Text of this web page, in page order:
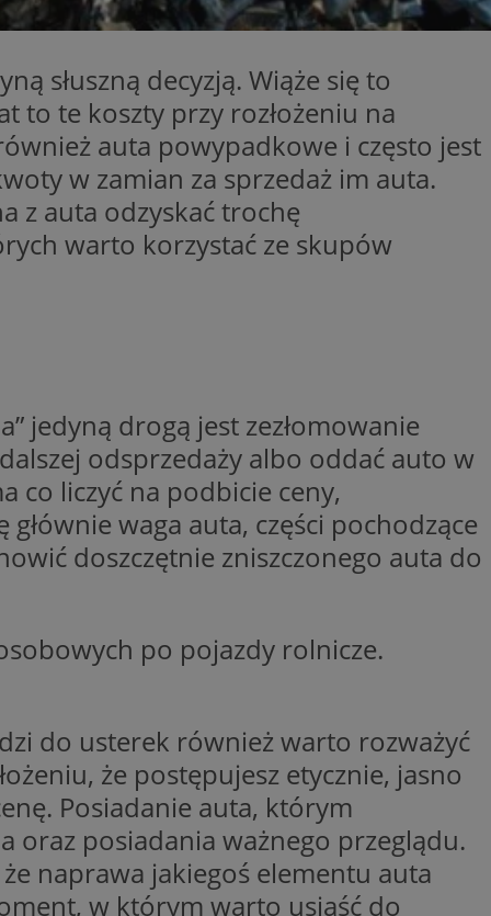
słuszną decyzją. Wiąże się to
to te koszty przy rozłożeniu na
auta powypadkowe i często jest
w zamian za sprzedaż im auta.
z auta odzyskać trochę
warto korzystać ze skupów
jedyną drogą jest zezłomowanie
odsprzedaży albo oddać auto w
co liczyć na podbicie ceny,
waga auta, części pochodzące
doszczętnie zniszczonego auta do
po pojazdy rolnicze.
do usterek również warto rozważyć
że postępujesz etycznie, jasno
Posiadanie auta, którym
oraz posiadania ważnego przeglądu.
naprawa jakiegoś elementu auta
w którym warto usiąść do
sesji.
optymalizacji
przechowywania
do usług
czy użytkownik
lub reklamy.
ludzi i
internetowej,
raportów
internetowej.
o zgodzie
dotyczących
z witryny.
prywatności
przestrzeganie
użytkownik nie
preferencji,
z regulacjami
gościa na
celów
na
internetową.
śledzenia i analizy
i
i raportowania
internetowej
Może
użytkownik
przypisany,
użytkownika
internetowej.
trzecim w celu
który
w
temu Bidswitch
push do